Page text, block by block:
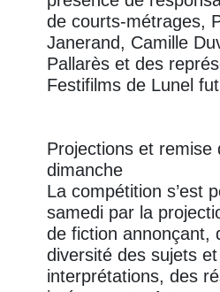
de courts-métrages,
Janerand, Camille
Pallarès et des
Festifilms de Lunel
Projections et remise
dimanche
La compétition s’est
samedi par la
de fiction annonçant,
diversité des sujets
interprétations, des